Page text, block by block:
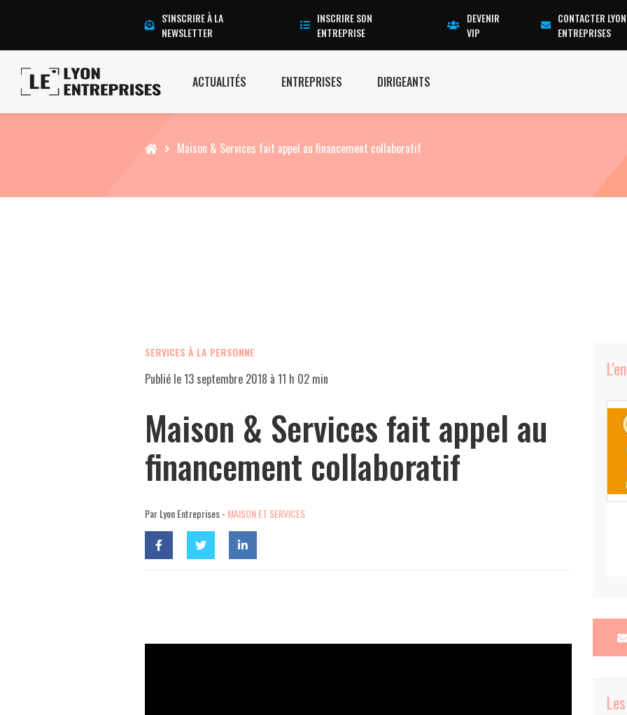
S'INSCRIRE À LA
NEWSLETTER
INSCRIRE SON
ENTREPRISE
DEVENIR
VIP
CONTACTER LYON
ENTREPRISES
ACTUALITÉS ENTREPRISES DIRIGEANTS
Accueil Maison & Services fait appel au financement collaboratif
SERVICES À LA PERSONNE
Publié le13 septembre 2018 à 11 h 02 min
Maison & Services fait appel au
financement collaboratif
Par Lyon Entreprises - MAISON ET SERVICES